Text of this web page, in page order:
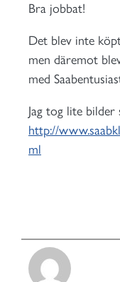
Bra jobbat!
Det blev inte
men däremot
med
Jag tog lite
http://
ml